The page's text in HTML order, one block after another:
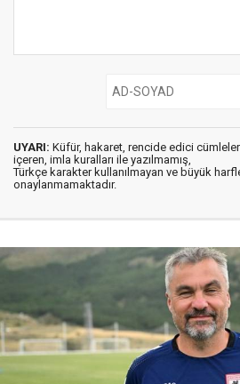
UYARI: Küfür, hakaret, rencide edici cümleler
içeren, imla kuralları ile yazılmamış,
Türkçe karakter kullanılmayan ve büyük
onaylanmamaktadır.